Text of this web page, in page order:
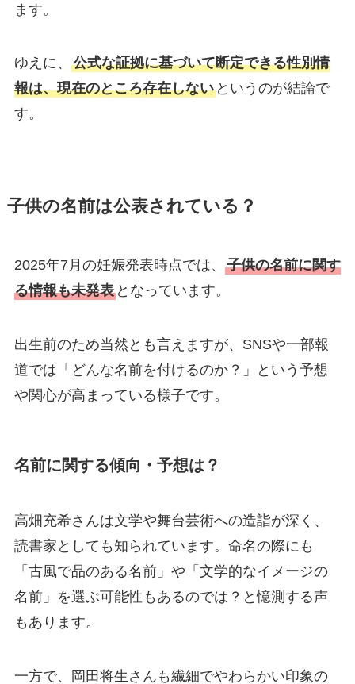
ます。
ゆえに、 公式な証拠に基づいて断定できる性別情
報は、現在のところ存在しないというのが結論で
す。
子供の名前は公表されている？
2025年7月の妊娠発表時点では、 子供の名前に関す
る情報も未発表となっています。
出生前のため当然とも言えますが、SNSや一部報
道では「どんな名前を付けるのか？」という予想
や関心が高まっている様子です。
名前に関する傾向・予想は？
高畑充希さんは文学や舞台芸術への造詣が深く、
読書家としても知られています。命名の際にも
「古風で品のある名前」や「文学的なイメージの
名前」を選ぶ可能性もあるのでは？と憶測する声
もあります。
一方で、岡田将生さんも繊細でやわらかい印象の